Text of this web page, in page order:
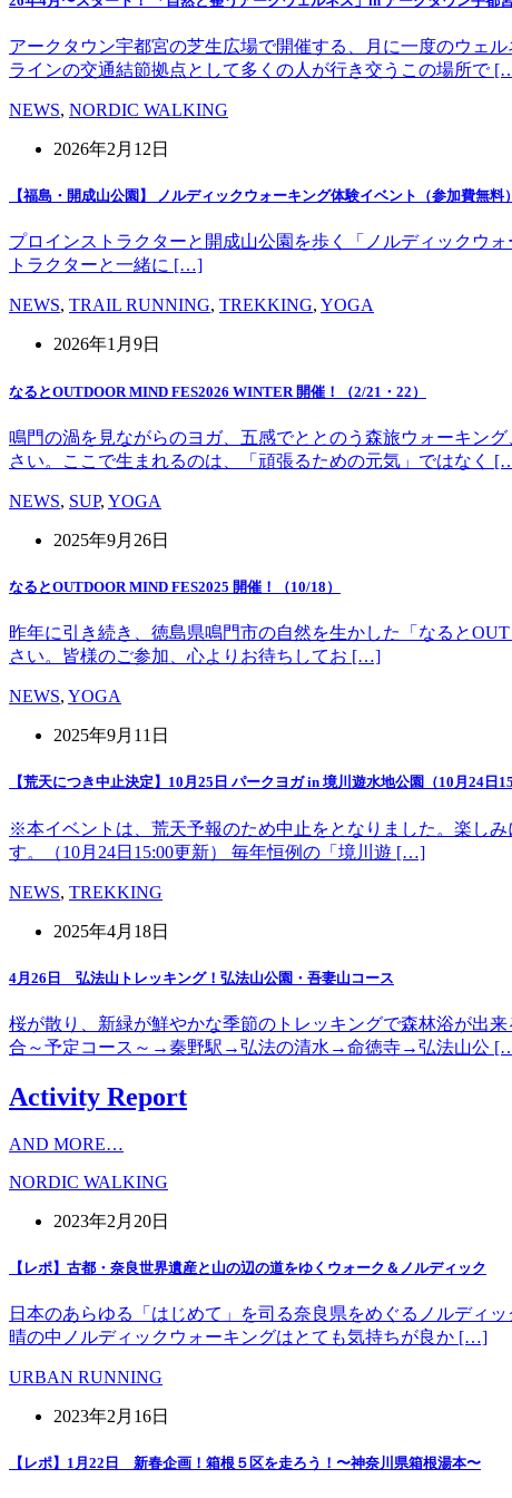
アークタウン宇都宮の芝生広場で開催する、月に一度のウェ
ラインの交通結節拠点として多くの人が行き交うこの場所で
NEWS, NORDIC WALKING
2026年2月12日
【福島・開成山公園】 ノルディックウォーキング体験イベント（参加費無料）
プロインストラクターと開成山公園を歩く「ノルディックウ
トラクターと一緒に […]
NEWS, TRAIL RUNNING, TREKKING, YOGA
2026年1月9日
なるとOUTDOOR MIND FES2026 WINTER 開催！（2/21・22）
鳴門の渦を見ながらのヨガ、五感でととのう森旅ウォーキン
さい。ここで生まれるのは、「頑張るための元気」ではなく
NEWS, SUP, YOGA
2025年9月26日
なるとOUTDOOR MIND FES2025 開催！（10/18）
昨年に引き続き、徳島県鳴門市の自然を生かした「なると
さい。皆様のご参加、心よりお待ちしてお […]
NEWS, YOGA
2025年9月11日
【荒天につき中止決定】10月25日 パークヨガ in 境川遊水地公園（10月24日
※本イベントは、荒天予報のため中止をとなりました。楽し
す。（10月24日15:00更新） 毎年恒例の「境川遊 […]
NEWS, TREKKING
2025年4月18日
4月26日 弘法山トレッキング！弘法山公園・吾妻山コース
桜が散り、新緑が鮮やかな季節のトレッキングで森林浴が出
合～予定コース～→秦野駅→弘法の清水→命徳寺→弘法山公
Activity Report
AND MORE…
NORDIC WALKING
2023年2月20日
【レポ】古都・奈良世界遺産と山の辺の道をゆくウォーク＆ノルディック
日本のあらゆる「はじめて」を司る奈良県をめぐるノルディ
晴の中ノルディックウォーキングはとても気持ちが良か […]
URBAN RUNNING
2023年2月16日
【レポ】1月22日 新春企画！箱根５区を走ろう！〜神奈川県箱根湯本〜